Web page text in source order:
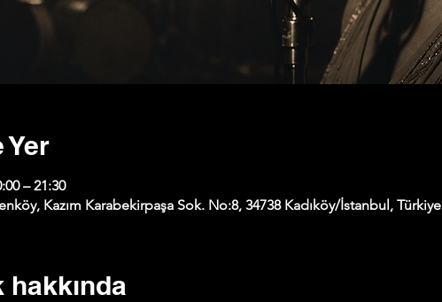
Yer
– 21:30
Kazım Karabekirpaşa Sok. No:8, 34738 Kadıköy/İstanbul, Türkiye